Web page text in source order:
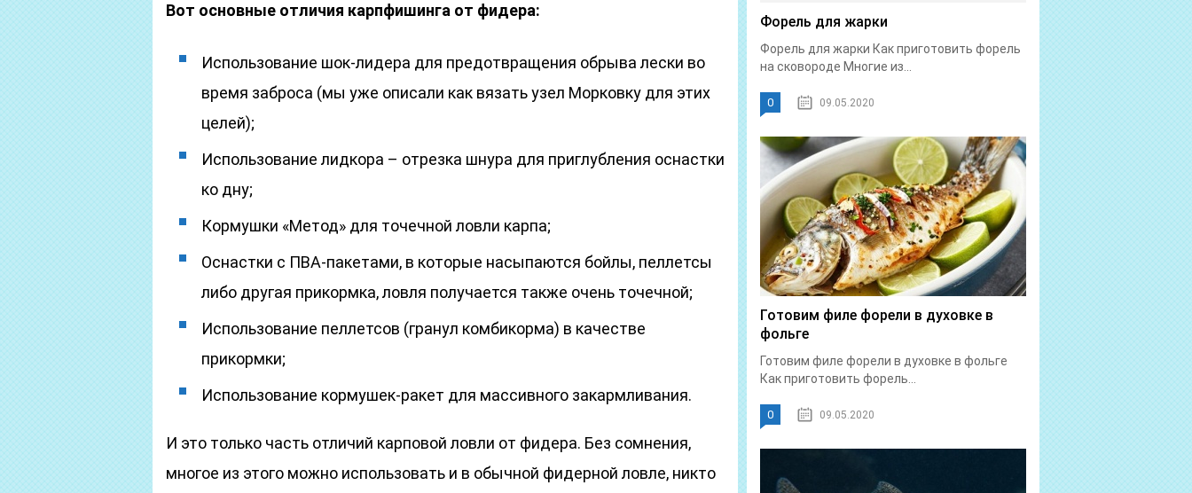
Вот основные отличия карпфишинга от фидера:
Использование шок-лидера для предотвращения обрыва лески во
время заброса (мы уже описали как вязать узел Морковку для этих
целей);
Использование лидкора – отрезка шнура для приглубления оснастки
ко дну;
Кормушки «Метод» для точечной ловли карпа;
Оснастки с ПВА-пакетами, в которые насыпаются бойлы, пеллетсы
либо другая прикормка, ловля получается также очень точечной;
Использование пеллетсов (гранул комбикорма) в качестве
прикормки;
Использование кормушек-ракет для массивного закармливания.
И это только часть отличий карповой ловли от фидера. Без сомнения,
многое из этого можно использовать и в обычной фидерной ловле, никто
Форель для жарки
Форель для жарки Как приготовить форель
на сковороде Многие из...
0 09.05.2020
Готовим филе форели в духовке в
фольге
Готовим филе форели в духовке в фольге
Как приготовить форель...
0 09.05.2020